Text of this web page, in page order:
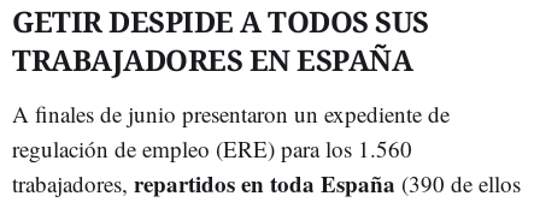
GETIR DESPIDE A TODOS SUS
TRABAJADORES EN ESPAÑA
A finales de junio presentaron un expediente de
regulación de empleo (ERE) para los 1.560
trabajadores, repartidos en toda España (390 de ellos